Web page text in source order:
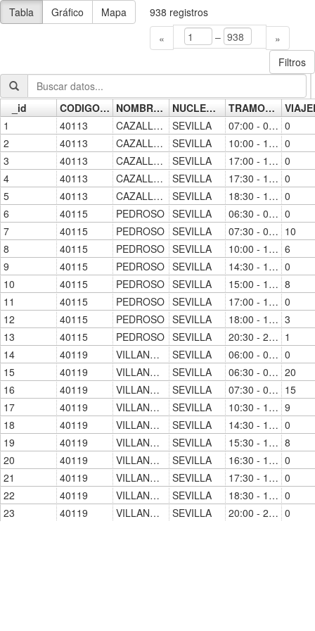
Tabla Gráfico Mapa 938 registros
«
–
»
Filtros
Go »
_id CODIGO_ESTACION NOMBRE_ESTACION NUCLEO_CERCANIAS
TRAMO_HORARIO
1
40113 CAZALLA-CONSTANTINA SEVILLA 07:00 - 07:30 0
2
40113 CAZALLA-CONSTANTINA SEVILLA 10:00 - 10:30 0
3
40113 CAZALLA-CONSTANTINA SEVILLA 17:00 - 17:30 0
4
40113 CAZALLA-CONSTANTINA SEVILLA 17:30 - 18:00 0
5
40113 CAZALLA-CONSTANTINA SEVILLA 18:30 - 19:00 0
6
40115 PEDROSO SEVILLA 06:30 - 07:00 0
7
40115 PEDROSO SEVILLA 07:30 - 08:00 10
8
40115 PEDROSO SEVILLA 10:00 - 10:30 6
9
40115 PEDROSO SEVILLA 14:30 - 15:00 0
10
40115 PEDROSO SEVILLA 15:00 - 15:30 8
11
40115 PEDROSO SEVILLA 17:00 - 17:30 0
12
40115 PEDROSO SEVILLA 18:00 - 18:30 3
13
40115 PEDROSO SEVILLA 20:30 - 21:00 1
14
40119 VILLANUEVA DEL RIO-MINAS SEVILLA 06:00 - 06:30 0
15
40119 VILLANUEVA DEL RIO-MINAS SEVILLA 06:30 - 07:00 20
16
40119 VILLANUEVA DEL RIO-MINAS SEVILLA 07:30 - 08:00 15
17
40119 VILLANUEVA DEL RIO-MINAS SEVILLA 10:30 - 11:00 9
18
40119 VILLANUEVA DEL RIO-MINAS SEVILLA 14:30 - 15:00 0
19
40119 VILLANUEVA DEL RIO-MINAS SEVILLA 15:30 - 16:00 8
20
40119 VILLANUEVA DEL RIO-MINAS SEVILLA 16:30 - 17:00 0
21
40119 VILLANUEVA DEL RIO-MINAS SEVILLA 17:30 - 18:00 0
22
40119 VILLANUEVA DEL RIO-MINAS SEVILLA 18:30 - 19:00 0
23
40119 VILLANUEVA DEL RIO-MINAS SEVILLA 20:00 - 20:30 0